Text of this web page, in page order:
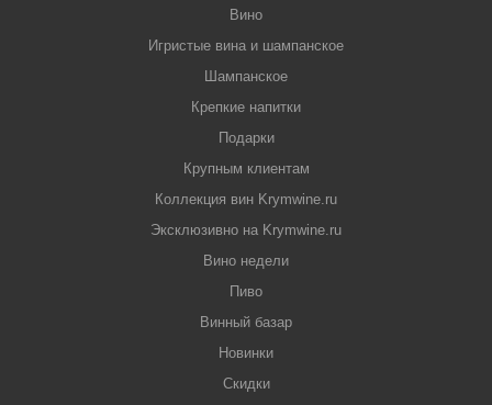
Вино
Игристые вина и шампанское
Шампанское
Крепкие напитки
Подарки
Крупным клиентам
Коллекция вин Krymwine.ru
Эксклюзивно на Krymwine.ru
Вино недели
Пиво
Винный базар
Новинки
Скидки